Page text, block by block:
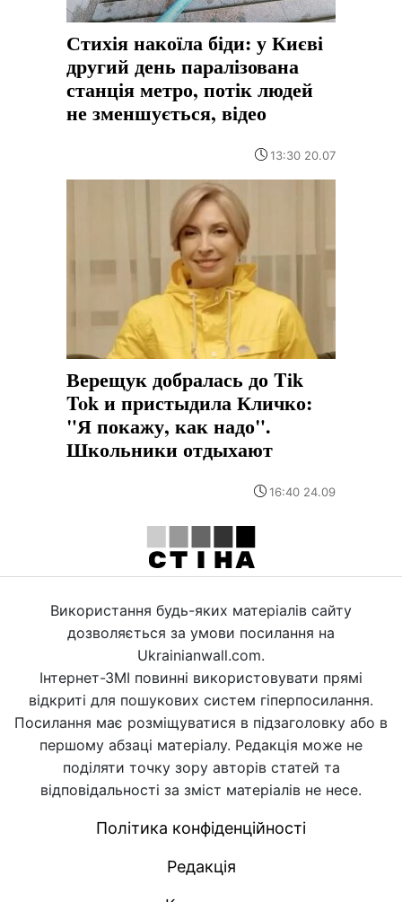
Стихія накоїла біди: у Києві
другий день паралізована
станція метро, потік людей
не зменшується, відео
13:30 20.07
Верещук добралась до Tik
Tok и пристыдила Кличко:
"Я покажу, как надо".
Школьники отдыхают
16:40 24.09
Використання будь-яких матеріалів сайту
дозволяється за умови посилання на
Ukrainianwall.com.
Інтернет-ЗМІ повинні використовувати прямі
відкриті для пошукових систем гіперпосилання.
Посилання має розміщуватися в підзаголовку або в
першому абзаці матеріалу. Редакція може не
поділяти точку зору авторів статей та
відповідальності за зміст матеріалів не несе.
Політика конфіденційності
Редакція